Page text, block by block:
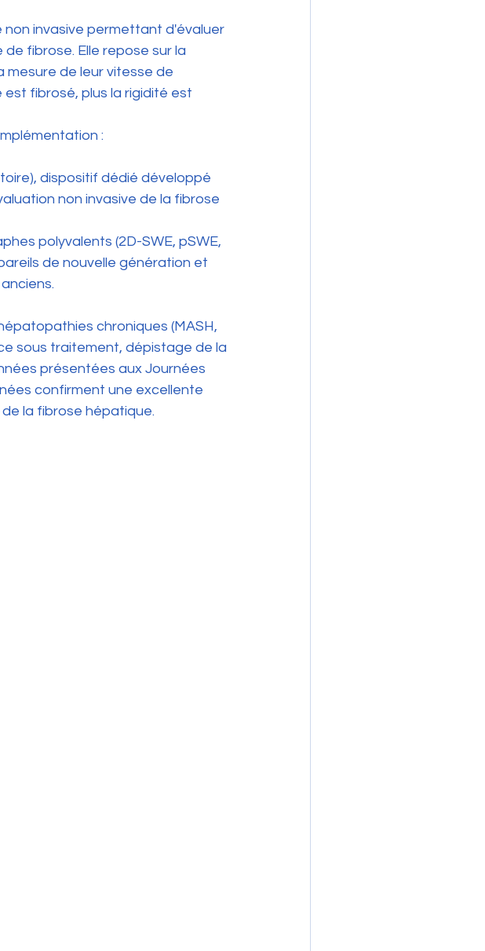
invasive permettant d'évaluer
fibrose. Elle repose sur la
de leur vitesse de
est fibrosé, plus la rigidité est
mentation :
dispositif dédié développé
non invasive de la fibrose
polyvalents (2D-SWE, pSWE,
de nouvelle génération et
chroniques (MASH,
sous traitement, dépistage de la
présentées aux Journées
confirment une excellente
la fibrose hépatique.